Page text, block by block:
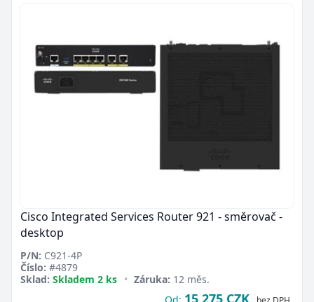
Cisco Integrated Services Router 921 - směrovač -
desktop
P/N: C921-4P
Číslo: #4879
Sklad: Skladem 2 ks • Záruka: 12 měs.
15 275 CZK